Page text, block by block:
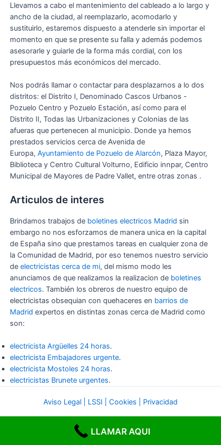
Llevamos a cabo el mantenimiento del cableado a lo largo y
ancho de la ciudad, al reemplazarlo, acomodarlo y
sustituirlo, estaremos dispuesto a atenderle sin importar el
momento en que se presente su falla y además podemos
asesorarle y guiarle de la forma más cordial, con los
presupuestos más económicos del mercado.
Nos podrás llamar o contactar para desplazarnos a lo dos
distritos: el Distrito I, Denominado Cascos Urbanos -
Pozuelo Centro y Pozuelo Estación, así como para el
Distrito II, Todas las Urbanizaciones y Colonias de las
afueras que pertenecen al municipio. Donde ya hemos
prestados servicios cerca de Avenida de
Europa, Ayuntamiento de Pozuelo de Alarcón, Plaza Mayor,
Biblioteca y Centro Cultural Volturno, Edificio innpar, Centro
Municipal de Mayores de Padre Vallet, entre otras zonas .
Articulos de interes
Brindamos trabajos de boletines electricos Madrid sin
embargo no nos esforzamos de manera unica en la capital
de España sino que prestamos tareas en cualquier zona de
la Comunidad de Madrid, por eso tenemos nuestro servicio
de electricistas cerca de mi, del mismo modo les
anunciamos de que realizamos la realizacion de boletines
electricos. También los obreros de nuestro equipo de
electricistas obsequian con quehaceres en barrios de
Madrid expertos en distintas zonas cerca de Madrid como
son:
electricista Argüelles 24 horas.
electricista Embajadores urgente.
electricista Mostoles 24 horas.
electricistas Brunete urgentes.
Aviso Legal | LSSI | Cookies | Privacidad
LLAMAR AQUI